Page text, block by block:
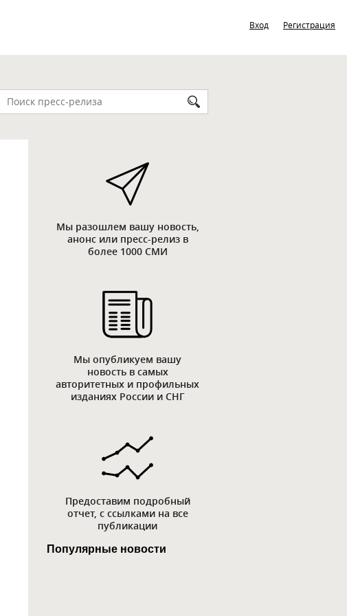
Вход Регистрация
Мы разошлем вашу новость,
анонс или пресс-релиз в
более 1000 СМИ
Мы опубликуем вашу
новость в самых
авторитетных и профильных
изданиях России и СНГ
Предоставим подробный
отчет, с ссылками на все
публикации
Популярные новости